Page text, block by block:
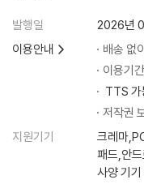
발행일
2026년
이용안내
배송 없
이용기
TTS 가
저작권
지원기기
크레마
패드,안
사양 기